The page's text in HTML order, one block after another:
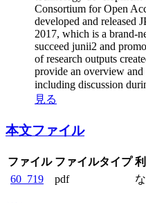
Consortium for Open
developed and released
2017, which is a brand-
succeed junii2 and
of research outputs
provide an overview
including discussion
見る
本文ファイル
ファイル ファイルタイプ
60_719
pdf